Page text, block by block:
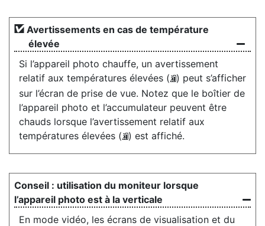
Avertissements en cas de température
élevée
Si l’appareil photo chauffe, un avertissement
relatif aux températures élevées (K) peut s’afficher
sur l’écran de prise de vue. Notez que le boîtier de
l’appareil photo et l’accumulateur peuvent être
chauds lorsque l’avertissement relatif aux
températures élevées (K) est affiché.
utilisation du moniteur lorsque
l’appareil photo est à la verticale
En mode vidéo, les écrans de visualisation et du